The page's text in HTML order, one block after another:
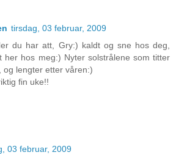
tirsdag, 03 februar, 2009
du har att, Gry:) kaldt og sne hos deg,
her hos meg:) Nyter solstrålene som titter
og lengter etter våren:)
fin uke!!
03 februar, 2009